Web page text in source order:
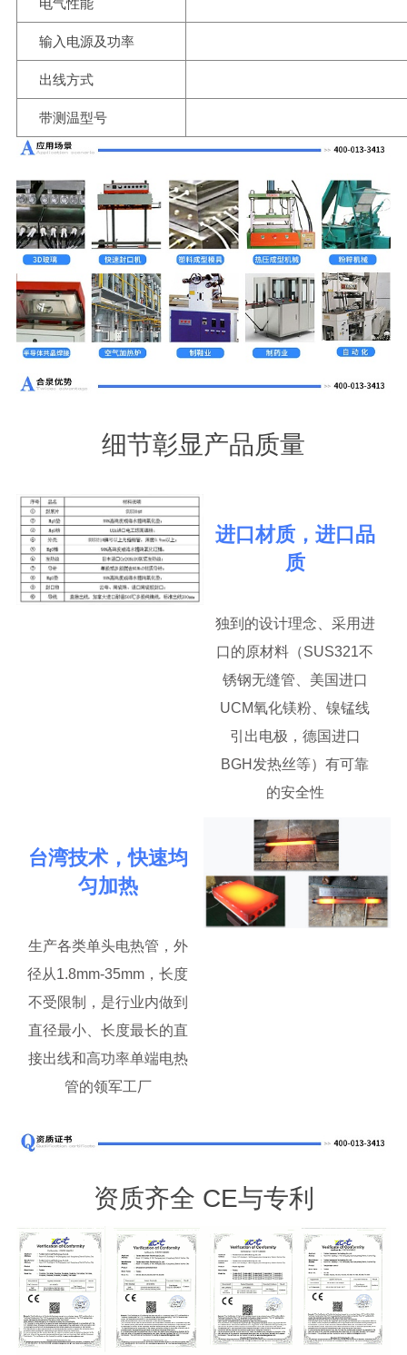
电气性能
输入电源及功率
出线方式
带测温型号
细节彰显产品质量
进口材质，进口品
质
独到的设计理念、采用进
口的原材料（SUS321不
锈钢无缝管、美国进口
UCM氧化镁粉、镍锰线
引出电极，德国进口
BGH发热丝等）有可靠
的安全性
台湾技术，快速均
匀加热
生产各类单头电热管，外
径从1.8mm-35mm，长度
不受限制，是行业内做到
直径最小、长度最长的直
接出线和高功率单端电热
管的领军工厂
资质齐全 CE与专利